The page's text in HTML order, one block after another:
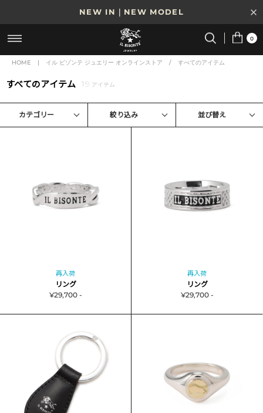
NEW IN｜NEW MODEL
8/17(月)10時まで｜税込11,000円以上で送料無料
贈る相手やシーンから選べる、新しいギフトガイド
NEW IN｜COLOR LEATHER
0
HOME | イル ビゾンテ ジュエリー オンラインストア / すべてのアイテム
すべてのアイテム 19 アイテム
カテゴリー 絞り込み 並び替え
再入荷
リング
¥29,700 -
再入荷
リング
¥29,700 -